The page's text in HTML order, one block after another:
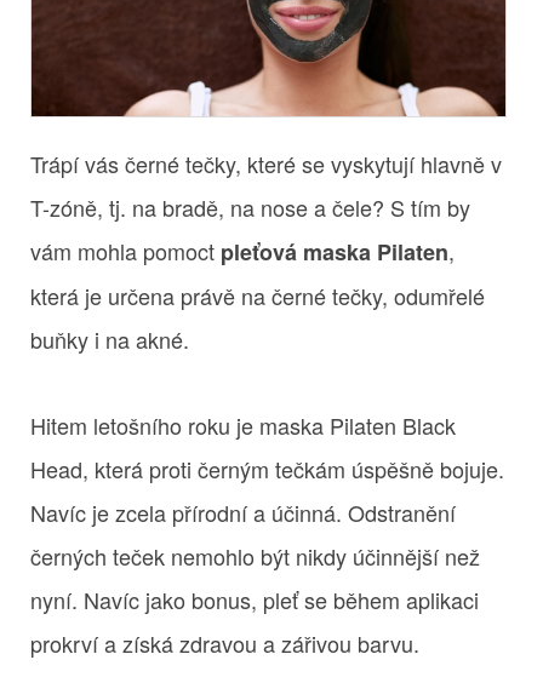
Trápí vás černé tečky, které se vyskytují hlavně v
T-zóně, tj. na bradě, na nose a čele? S tím by
vám mohla pomoct pleťová maska Pilaten,
která je určena právě na černé tečky, odumřelé
buňky i na akné.
Hitem letošního roku je maska Pilaten Black
Head, která proti černým tečkám úspěšně bojuje.
Navíc je zcela přírodní a účinná. Odstranění
černých teček nemohlo být nikdy účinnější než
nyní. Navíc jako bonus, pleť se během aplikaci
prokrví a získá zdravou a zářivou barvu.